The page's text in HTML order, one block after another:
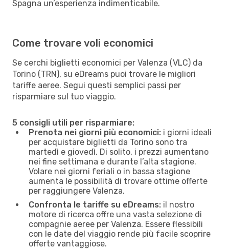
Spagna un’esperienza indimenticabile.
Come trovare voli economici
Se cerchi biglietti economici per Valenza (VLC) da
Torino (TRN), su eDreams puoi trovare le migliori
tariffe aeree. Segui questi semplici passi per
risparmiare sul tuo viaggio.
5 consigli utili per risparmiare:
Prenota nei giorni più economici: i giorni ideali
per acquistare biglietti da Torino sono tra
martedì e giovedì. Di solito, i prezzi aumentano
nei fine settimana e durante l’alta stagione.
Volare nei giorni feriali o in bassa stagione
aumenta le possibilità di trovare ottime offerte
per raggiungere Valenza.
Confronta le tariffe su eDreams: il nostro
motore di ricerca offre una vasta selezione di
compagnie aeree per Valenza. Essere flessibili
con le date del viaggio rende più facile scoprire
offerte vantaggiose.